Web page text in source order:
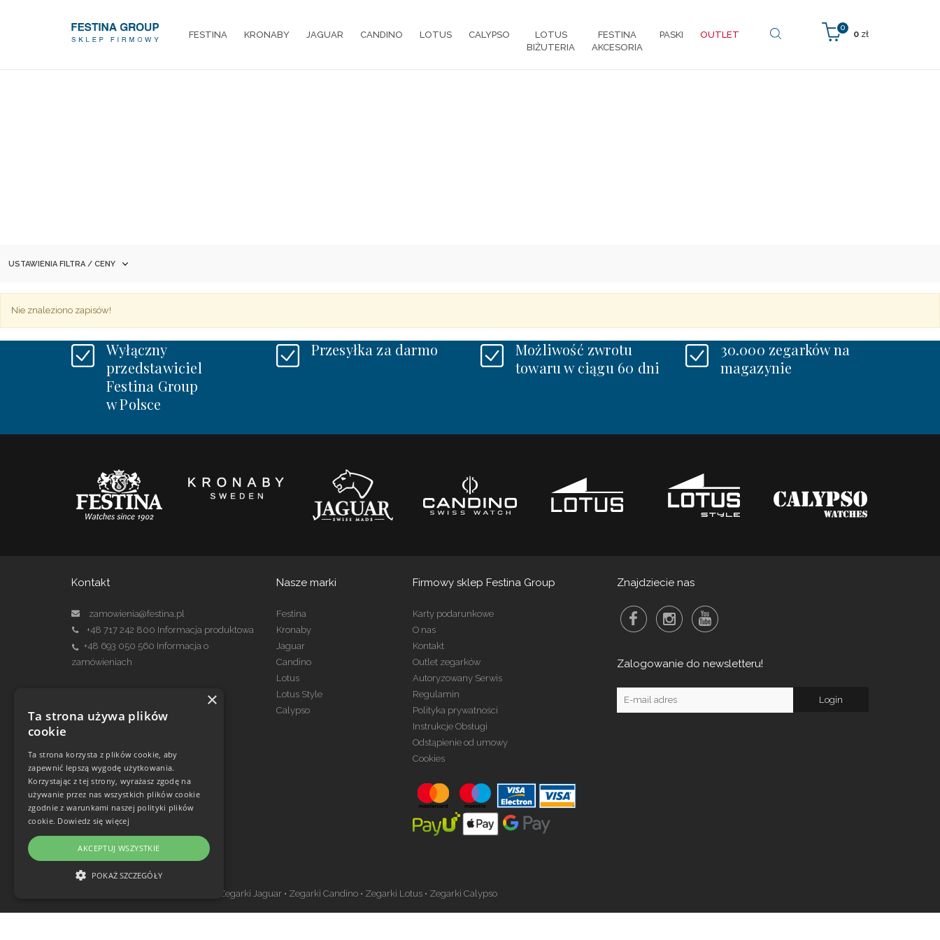
0
0 zł
FESTINA KRONABY JAGUAR CANDINO LOTUS CALYPSO
LOTUS
BIŻUTERIA
FESTINA
AKCESORIA
PASKI OUTLET
USTAWIENIA FILTRA / CENY
Nie znaleziono zapisów!
Wyłączny
przedstawiciel
Festina Group
w Polsce
Przesyłka za darmo
Możliwość zwrotu
towaru w ciągu 60 dni
30.000 zegarków na
magazynie
Kontakt
zamowienia@festina.pl
+48 717 242 800 Informacja produktowa
+48 693 050 560 Informacja o
zamówieniach
serwis@festina.pl
Nasze marki
Festina
Kronaby
Jaguar
Candino
Lotus
Lotus Style
Calypso
Firmowy sklep Festina Group
Karty podarunkowe
O nas
Kontakt
Outlet zegarków
Autoryzowany Serwis
Regulamin
Polityka prywatności
Instrukcje Obsługi
Odstąpienie od umowy
Cookies
Znajdziecie nas
Zalogowanie do newsletteru!
Zegarki w ofercie
Zegarki Jaguar • Zegarki Candino • Zegarki Lotus • Zegarki Calypso
×
Ta strona używa plików
cookie
Ta strona korzysta z plików cookie, aby
zapewnić lepszą wygodę użytkowania.
Korzystając z tej strony, wyrażasz zgodę na
używanie przez nas wszystkich plików cookie
zgodnie z warunkami naszej polityki plików
cookie. Dowiedz się więcej
AKCEPTUJ WSZYSTKIE
POKAŻ SZCZEGÓŁY